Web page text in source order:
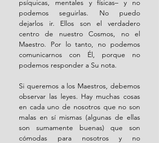
psíquicas, mentales y físicas– y no
podemos seguirlas. No puedo
dejarlos ir. Ellos son el verdadero
centro de nuestro Cosmos, no el
Maestro. Por lo tanto, no podemos
comunicarnos con Él, porque no
podemos responder a Su nota.
Si queremos a los Maestros, debemos
observar las leyes. Hay muchas cosas
en cada uno de nosotros que no son
malas en sí mismas (algunas de ellas
son sumamente buenas) que son
cómodas para nosotros y no